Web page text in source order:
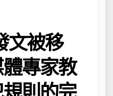
文被移
專家教